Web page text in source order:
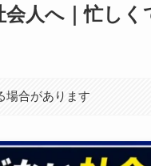
人へ｜忙し
場合があります